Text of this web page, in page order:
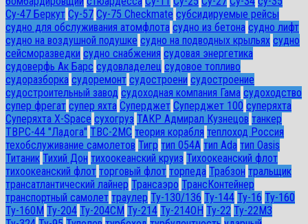
Су-47 Беркут Су-57 Су-75 Checkmate субсидируемые рейсы
судно для обслуживания атомфлота судно из бетона судно лифт
судно на воздушной подушке судно на подводных крыльях судно
сейсморазведки судно снабжения судовая энергетика
судоверфь Ак Барс судовладелец судовое топливо
судоразборка судоремонт судостроени судостроение
судостроительный завод судоходная компания Гама судоходство
супер фрегат супер яхта Суперджет Суперджет 100 суперяхта
Суперяхта X-Space сухогруз ТАКР Адмирал Кузнецов танкер
ТВРС-44 "Ладога" ТВС-2МС теория корабля теплоход Россия
техобслуживание самолетов Тигр тип 054А тип Ada тип Oasis
Титаник Тихий Дон тихоокеанский круиз Тихоокеанский флот
тихоокеанский флот торговый флот торпеда Трабзон тральщик
трансатлантический лайнер Трансаэро ТрансКонтейнер
транспортный самолет траулер Ту-130/136 Ту-144 Ту-16 Ту-160
Ту-160М Ту-204 Ту-204СМ Ту-214 Ту-214ОН Ту-22 Ту-22М3